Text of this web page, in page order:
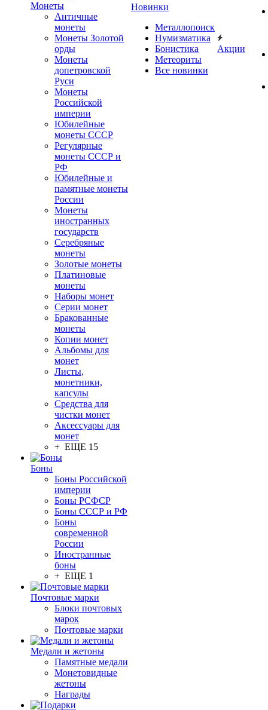
Монеты
Античные
монеты
Монеты Золотой
орды
Монеты
допетровской
Руси
Монеты
Российской
империи
Юбилейные
монеты СССР
Регулярные
монеты СССР и
РФ
Юбилейные и
памятные монеты
России
Монеты
иностранных
государств
Серебряные
монеты
Золотые монеты
Платиновые
монеты
Наборы монет
Серии монет
Бракованные
монеты
Копии монет
Альбомы для
монет
Листы,
монетники,
капсулы
Средства для
чистки монет
Аксессуары для
монет
+ ЕЩЕ 15
Боны
Боны Российской
империи
Боны РСФСР
Боны СССР и РФ
Боны
современной
России
Иностранные
боны
+ ЕЩЕ 1
Почтовые марки
Блоки почтовых
марок
Почтовые марки
Медали и жетоны
Памятные медали
Монетовидные
жетоны
Награды
Новинки
Металлопоиск
Нумизматика
Бонистика
Метеориты
Все новинки
Акции